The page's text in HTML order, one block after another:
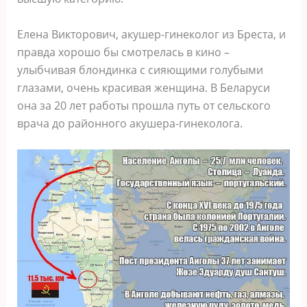
Елена Викторович, акушер-гинеколог из Бреста, и
правда хорошо бы смотрелась в кино –
улыбчивая блондинка с сияющими голубыми
глазами, очень красивая женщина. В Беларуси
она за 20 лет работы прошла путь от сельского
врача до районного акушера-гинеколога.